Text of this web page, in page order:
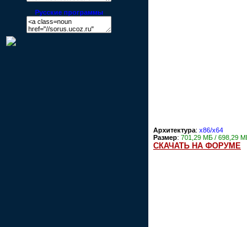
Русские программы
Архитектура: x86/x64
Размер: 701,29 МБ / 698,29
СКАЧАТЬ НА ФОРУМЕ